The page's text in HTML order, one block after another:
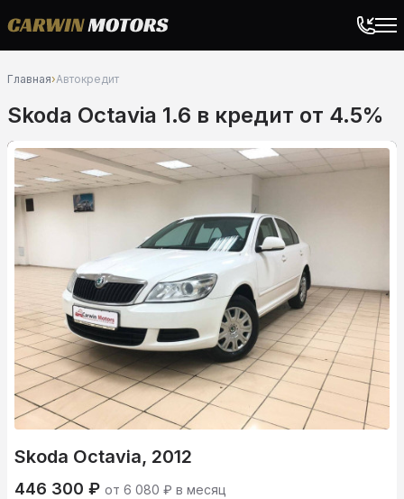
Главная›Автокредит
Skoda Octavia 1.6 в кредит от 4.5%
Skoda Octavia, 2012
446 300 ₽ от 6 080 ₽ в месяц